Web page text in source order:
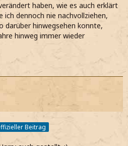
haben, wie es auch erklärt
ich dennoch nie nachvollziehen,
darüber hinwegsehen konnte,
hinweg immer wieder
Beitrag